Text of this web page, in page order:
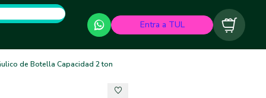
Entra a TUL Carrito
de Botella Capacidad 2 ton